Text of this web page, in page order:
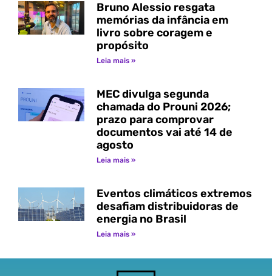
Bruno Alessio resgata
memórias da infância em
livro sobre coragem e
propósito
Leia mais »
MEC divulga segunda
chamada do Prouni 2026;
prazo para comprovar
documentos vai até 14 de
agosto
Leia mais »
Eventos climáticos extremos
desafiam distribuidoras de
energia no Brasil
Leia mais »